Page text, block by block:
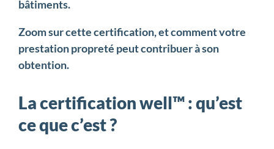
bâtiments.
Zoom sur cette certification, et comment votre
prestation propreté peut contribuer à son
obtention.
La certification well™ : qu’est
ce que c’est ?